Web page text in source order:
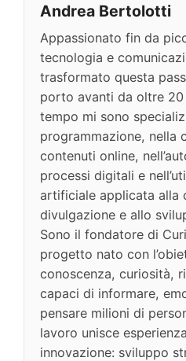
Andrea Bertolotti
Appassionato fin da
tecnologia e
trasformato questa
porto avanti da oltre 20
tempo mi sono
programmazione, nella
contenuti online,
processi digitali e
artificiale applicata alla
divulgazione e allo
Sono il fondatore di
progetto nato con
conoscenza, curiosità,
capaci di informare,
pensare milioni di
lavoro unisce
innovazione: sviluppo